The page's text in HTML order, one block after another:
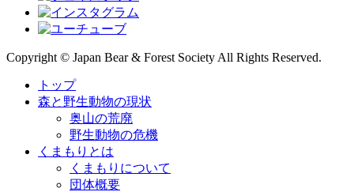
Copyright © Japan Bear & Forest Society All Rights Reserved.
トップ
森と野生動物の現状
奥山の荒廃
野生動物の危機
くまもりとは
くまもりについて
団体概要